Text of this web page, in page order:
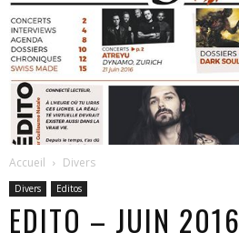
Accueil Divers
Divers Editos
EDITO – JUIN 2016